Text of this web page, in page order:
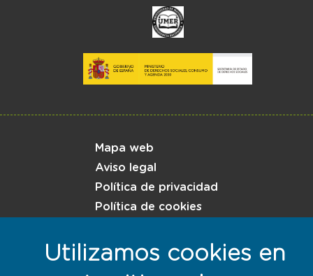
Mapa web
Aviso legal
Política de privacidad
Política de cookies
Responsables con la sostenibilidad
Utilizamos cookies en